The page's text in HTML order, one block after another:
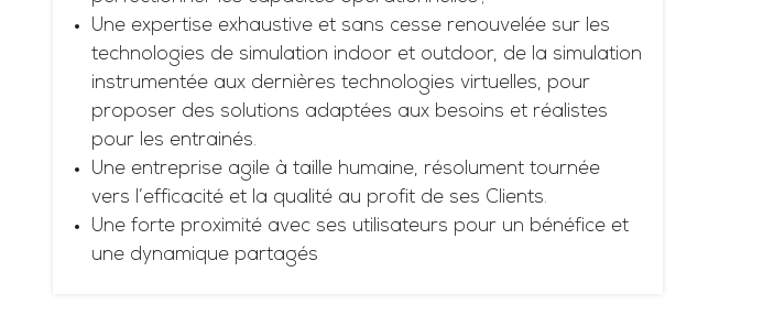
Une expertise exhaustive et sans cesse renouvelée sur les
technologies de simulation indoor et outdoor, de la simulation
instrumentée aux dernières technologies virtuelles, pour
proposer des solutions adaptées aux besoins et réalistes
pour les entrainés.
Une entreprise agile à taille humaine, résolument tournée
vers l’efficacité et la qualité au profit de ses Clients.
Une forte proximité avec ses utilisateurs pour un bénéfice et
une dynamique partagés